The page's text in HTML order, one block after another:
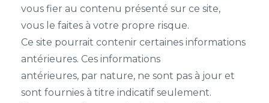
vous fier au contenu présenté sur ce site,
vous le faites à votre propre risque.
Ce site pourrait contenir certaines informations
antérieures. Ces informations
antérieures, par nature, ne sont pas à jour et
sont fournies à titre indicatif seulement.